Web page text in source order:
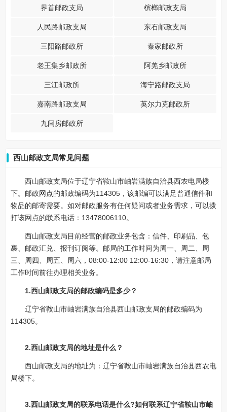
界首邮政支局 槟榔邮政支局
人民路邮政支局 东石邮政支局
三阳路邮政所 秦家邮政所
老王集乡邮政所 阿羌乡邮政所
三江邮政所 海宁路邮政支局
嘉南路邮政支局 英尔力克邮政所
九间房邮政所
西山邮政支局常见问题
西山邮政支局位于辽宁省鞍山市岫岩满族自治县西农电局楼
下。邮政网点的邮政编码为114305，该邮编可以满足普通信件和
物品的邮寄需要。如对邮政服务有任何疑问或者业务需求，可以拨
打该网点的联系电话：13478006110。
西山邮政支局目前经营的邮政业务包含：信件、印刷品、包
裹、邮政汇兑、报刊订阅等。邮局的工作时间为周一、周二、周
三、周四、周五、周六，08:00-12:00 12:00-16:30，请注意邮局
工作时间前往办理相关业务。
1.西山邮政支局的邮政编码是多少？
辽宁省鞍山市岫岩满族自治县西山邮政支局的邮政编码为
114305。
2.西山邮政支局的地址是什么？
西山邮政支局的地址为：辽宁省鞍山市岫岩满族自治县西农电
局楼下。
3.西山邮政支局的联系电话是什么?如何联系辽宁省鞍山市岫